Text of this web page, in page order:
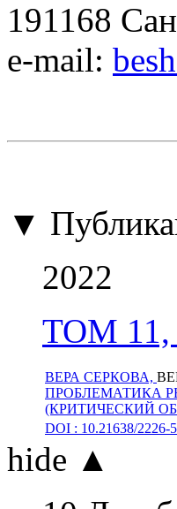
191168
e-mail:
▼
2022
ТОМ
ВЕРА СЕРКОВА,
ПРОБЛЕМАТИКА
(КРИТИЧЕСКИЙ
DOI : 10.21638/2226-
hide ▲